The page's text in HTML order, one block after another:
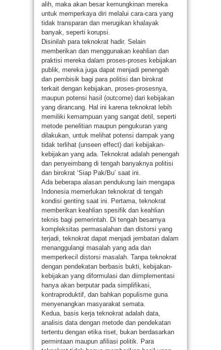
alih, maka akan besar kemungkinan mereka
untuk memperkaya diri melalui cara-cara yang
tidak transparan dan merugikan khalayak
banyak, seperti korupsi.
Disinilah para teknokrat hadir. Selain
memberikan dan menggunakan keahlian dan
praktisi mereka dalam proses-proses kebijakan
publik, mereka juga dapat menjadi penengah
dan pembisik bagi para politisi dan birokrat
terkait dengan kebijakan, proses-prosesnya,
maupun potensi hasil (outcome) dari kebijakan
yang dirancang. Hal ini karena teknokrat lebih
memiliki kemampuan yang sangat detil, seperti
metode penelitian maupun pengukuran yang
dilakukan, untuk melihat potensi dampak yang
tidak terlihat (unseen effect) dari kebijakan-
kebijakan yang ada. Teknokrat adalah penengah
dan penyeimbang di tengah banyaknya politisi
dan birokrat ‘Siap Pak/Bu’ saat ini.
Ada beberapa alasan pendukung lain mengapa
Indonesia memerlukan teknokrat di tengah
kondisi genting saat ini. Pertama, teknokrat
memberikan keahlian spesifik dan keahlian
teknis bagi pemerintah. Di tengah besarnya
kompleksitas permasalahan dan distorsi yang
terjadi, teknokrat dapat menjadi jembatan dalam
menanggulangi masalah yang ada dan
memperkecil distorsi masalah. Tanpa teknokrat
dengan pendekatan berbasis bukti, kebijakan-
kebijakan yang diformulasi dan diimplementasi
hanya akan berputar pada simplifikasi,
kontraproduktif, dan bahkan populisme guna
menyenangkan masyarakat semata.
Kedua, basis kerja teknokrat adalah data,
analisis data dengan metode dan pendekatan
tertentu dengan etika riset, bukan berdasarkan
permintaan maupun afiliasi politik. Para